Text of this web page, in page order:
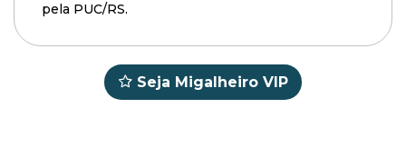
pela PUC/RS.
Seja Migalheiro VIP